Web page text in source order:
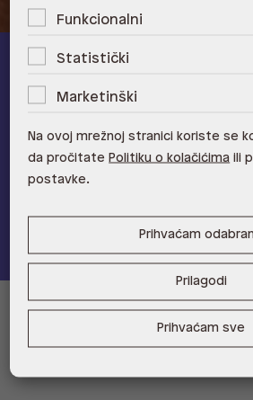
na novu kolekciju!
Provjerite naše
Pridružite se
Funkcionalni
Statistički
Marketinški
Na ovoj mrežnoj stranici koriste se
da pročitate Politiku o kolačićima ili
postavke.
Prihvaćam
Prilagodi
Prihvaćam sve